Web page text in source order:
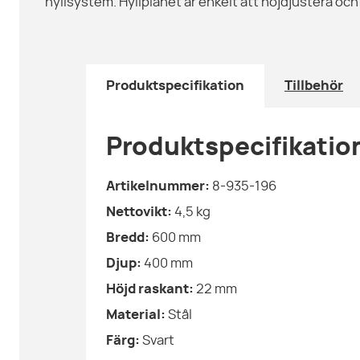
Produktspecifikation Tillbehör
Artikelnummer: 8-935-196
Nettovikt: 4,5 kg
Bredd: 600 mm
Djup: 400 mm
Höjd raskant: 22 mm
Material: Stål
Färg: Svart